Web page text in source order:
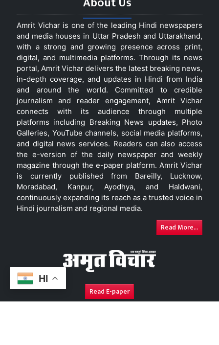
HI
Amrit Vichar is one of the leading Hindi newspapers
and media houses in Uttar Pradesh and Uttarakhand,
with a strong and growing presence across print,
digital, and multimedia platforms. Through its news
portal, Amrit Vichar delivers the latest breaking news,
in-depth coverage, and updates in Hindi from India
and around the world. Committed to credible
journalism and reader engagement, Amrit Vichar
connects with its audience through multiple
platforms including Breaking News updates, Photo
Galleries, YouTube channels, social media platforms,
and digital news services. Readers can also access
the e-version of the daily newspaper and weekly
magazine through the e-paper platform. Amrit Vichar
is currently published from Bareilly, Lucknow,
Moradabad, Kanpur, Ayodhya, and Haldwani,
continuously expanding its reach as a trusted voice in
Hindi journalism and regional media.
Read More...
Read E-paper